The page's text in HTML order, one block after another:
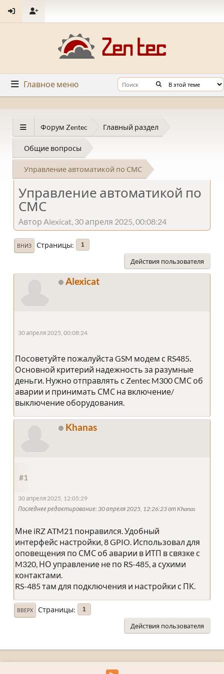
Главное меню
Форум Zentec Главный раздел
Общие вопросы
Управление автоматикой по СМС
Управление автоматикой по
СМС
Автор Alexicat, 30 апреля 2025, 00:08:24
ВНИЗ Страницы 1
Действия пользователя
Alexicat
30 апреля 2025, 00:08:24
Посоветуйте пожалуйста GSM модем с RS485.
Основной критерий надежность за разумные
деньги. Нужно отправлять с Zentec M300 СМС об
аварии и принимать СМС на включение/
выключение оборудования.
Khanas
#1
30 апреля 2025, 12:05:29
Последнее редактирование: 30 апреля 2025, 12:26:23 от Khanas
Мне iRZ ATM21 понравился. Удобный
интерфейс настройки, 8 GPIO. Использовал для
оповещения по СМС об аварии в ИТП в связке с
M320, НО управление не по RS-485, а сухими
контактами.
RS-485 там для подключения и настройки с ПК.
ВВЕРХ Страницы 1
Действия пользователя